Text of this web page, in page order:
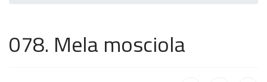
078. Mela mosciola